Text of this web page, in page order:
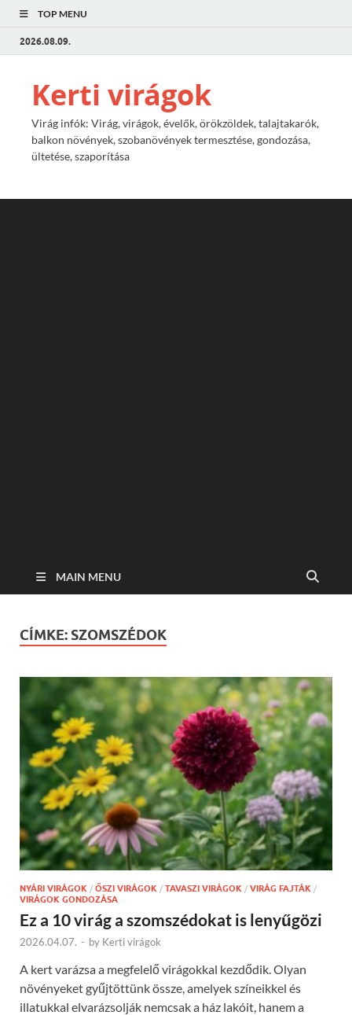
TOP MENU
2026.08.09.
Kerti virágok
Virág infók: Virág, virágok, évelők, örökzöldek, talajtakarók,
balkon növények, szobanövények termesztése, gondozása,
ültetése, szaporítása
MAIN MENU
CÍMKE: SZOMSZÉDOK
NYÁRI VIRÁGOK / ŐSZI VIRÁGOK / TAVASZI VIRÁGOK / VIRÁG FAJTÁK /
VIRÁGOK GONDOZÁSA
Ez a 10 virág a szomszédokat is lenyűgözi
2026.04.07. - by Kerti virágok
A kert varázsa a megfelelő virágokkal kezdődik. Olyan
növényeket gyűjtöttünk össze, amelyek színeikkel és
illatukkal elvarázsolják nemcsak a ház lakóit, hanem a